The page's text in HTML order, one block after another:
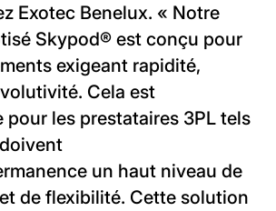
Exotec Benelux. « Notre
Skypod® est conçu pour
exigeant rapidité,
Cela est
pour les prestataires 3PL tels
un haut niveau de
de flexibilité. Cette solution